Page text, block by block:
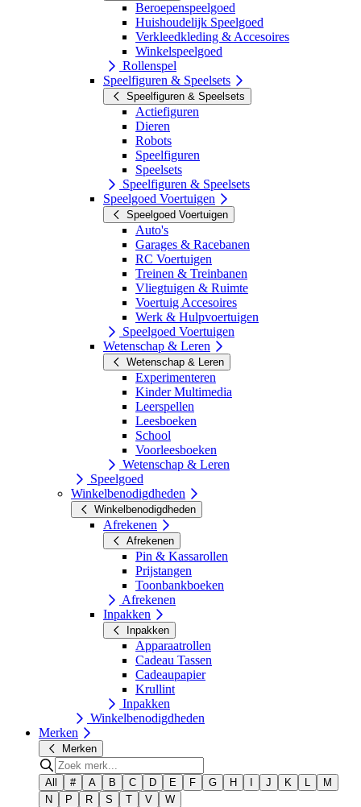
Beroepenspeelgoed
Huishoudelijk Speelgoed
Verkleedkleding & Accesoires
Winkelspeelgoed
Rollenspel
Speelfiguren & Speelsets
Speelfiguren & Speelsets
Actiefiguren
Dieren
Robots
Speelfiguren
Speelsets
Speelfiguren & Speelsets
Speelgoed Voertuigen
Speelgoed Voertuigen
Auto's
Garages & Racebanen
RC Voertuigen
Treinen & Treinbanen
Vliegtuigen & Ruimte
Voertuig Accesoires
Werk & Hulpvoertuigen
Speelgoed Voertuigen
Wetenschap & Leren
Wetenschap & Leren
Experimenteren
Kinder Multimedia
Leerspellen
Leesboeken
School
Voorleesboeken
Wetenschap & Leren
Speelgoed
Winkelbenodigdheden
Winkelbenodigdheden
Afrekenen
Afrekenen
Pin & Kassarollen
Prijstangen
Toonbankboeken
Afrekenen
Inpakken
Inpakken
Apparaatrollen
Cadeau Tassen
Cadeaupapier
Krullint
Inpakken
Winkelbenodigdheden
Merken
Merken
All # A B C D E F G H J K L
M
N
P R S T V W